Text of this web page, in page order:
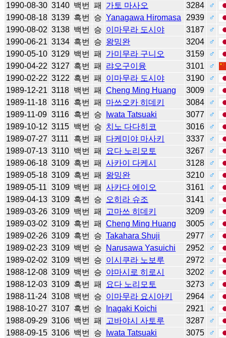
1990-08-30 3140 백번 패 가토 마사오 3284
♂
1990-08-18 3139 흑번 승 Yanagawa Hiromasa 2939
♂
1990-08-02 3138 백번 승 이마무라 도시야 3187
♂
1990-06-21 3134 흑번 승 왕밍완 3204
♂
1990-05-10 3129 백번 패 가미무라 구니오 3159
♂
1990-04-22 3127 흑번 패 랴오구이융 3101
♂
1990-02-22 3122 흑번 패 이마무라 도시야 3190
♂
1989-12-21 3118 백번 패 Cheng Ming Huang 3009
♂
1989-11-18 3116 흑번 패 마쓰오카 히데키 3084
♂
1989-11-09 3116 흑번 승 Iwata Tatsuaki 3077
♂
1989-10-12 3115 백번 승 치노 다다히코 3016
♂
1989-07-27 3111 흑번 패 다케미야 마사키 3337
♂
1989-07-13 3110 백번 패 요다 노리모토 3267
♂
1989-06-18 3109 흑번 패 사카이 다케시 3128
♂
1989-05-18 3109 흑번 패 왕밍완 3210
♂
1989-05-11 3109 백번 패 사카다 에이오 3161
♂
1989-04-13 3109 흑번 승 오히라 슈조 3141
♂
1989-03-26 3109 백번 패 고마쓰 히데키 3209
♂
1989-03-02 3109 흑번 패 Cheng Ming Huang 3005
♂
1989-02-26 3109 흑번 승 Takahara Shuji 2977
♂
1989-02-23 3109 백번 승 Narusawa Yasuichi 2952
♂
1989-02-02 3109 백번 승 이시쿠라 노보루 2972
♂
1988-12-08 3109 백번 승 야마시로 히로시 3202
♂
1988-12-03 3109 흑번 패 요다 노리모토 3273
♂
1988-11-24 3108 백번 승 이마무라 요시아키 2964
♂
1988-10-27 3107 흑번 승 Inagaki Koichi 2921
♂
1988-09-29 3106 백번 패 고바야시 사토루 3287
♂
1988-09-15 3106 백번 승 Iwata Tatsuaki 3075
♂